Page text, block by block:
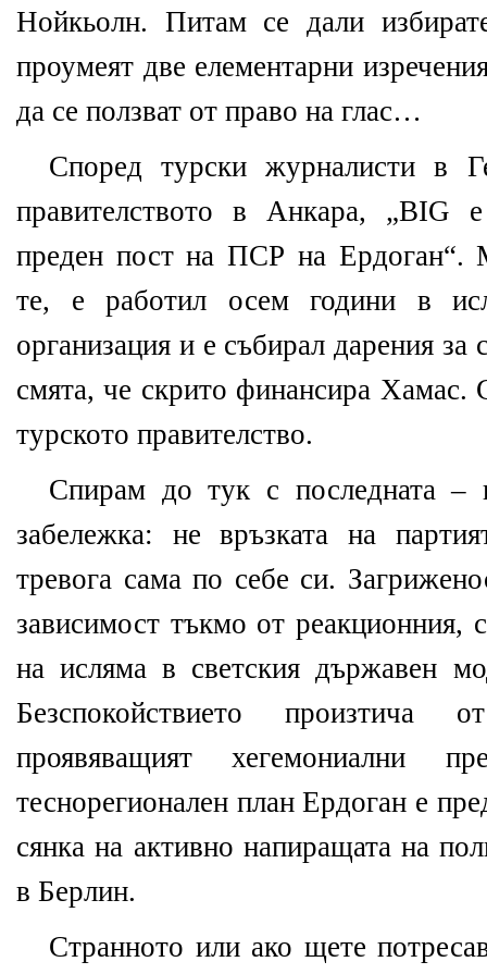
Нойкьолн. Питам се дали
проумеят две елементарни
да се ползват от право на глас…
Според турски журналисти в
правителството в Анкара, „BIG
преден пост на ПСР на Ердоган“.
те, е работил осем години в
организация и е събирал дарения
смята, че скрито финансира Хамас.
турското правителство.
Спирам до тук с последната –
забележка: не връзката на
тревога сама по себе си.
зависимост тъкмо от реакционния,
на исляма в светския държавен
Безспокойствието
проявяващият хегемониални
теснорегионален план Ердоган е
сянка на активно напиращата на
в Берлин.
Странното или ако щете